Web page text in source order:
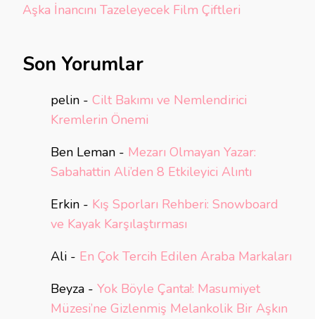
Aşka İnancını Tazeleyecek Film Çiftleri
Son Yorumlar
pelin - Cilt Bakımı ve Nemlendirici
Kremlerin Önemi
Ben Leman - Mezarı Olmayan Yazar:
Sabahattin Ali’den 8 Etkileyici Alıntı
Erkin - Kış Sporları Rehberi: Snowboard
ve Kayak Karşılaştırması
Ali - En Çok Tercih Edilen Araba Markaları
Beyza - Yok Böyle Çanta!: Masumiyet
Müzesi’ne Gizlenmiş Melankolik Bir Aşkın